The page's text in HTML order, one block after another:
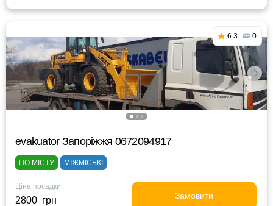
6.3 0
evakuator Запоріжжя 0672094917
ПО МІСТУ МІЖМІСЬКІ
Ціна посадки
2800 грн Замовити